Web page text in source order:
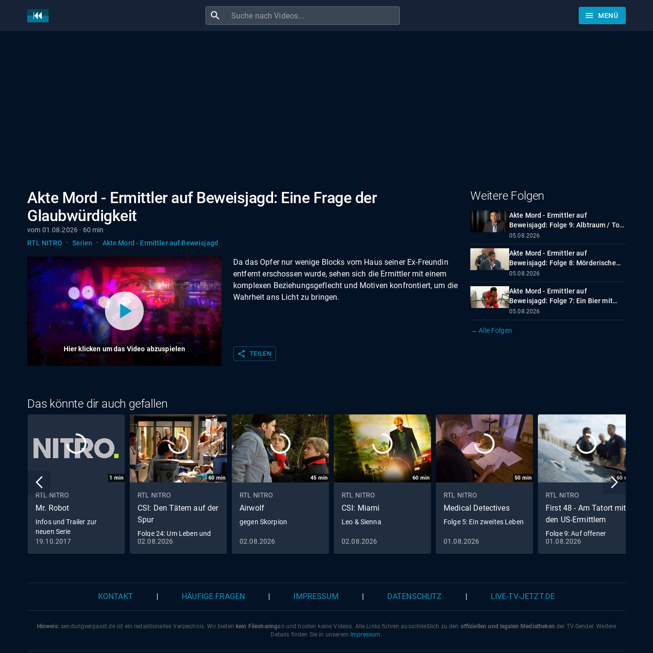
search menu MENÜ
Akte Mord - Ermittler auf Beweisjagd: Eine Frage der
Glaubwürdigkeit
vom 01.08.2026 · 60 min
RTL NITRO
· Serien · Akte Mord - Ermittler auf Beweisjagd
Hier klicken um das Video abzuspielen
Da das Opfer nur wenige Blocks vom Haus seiner Ex-Freundin
entfernt erschossen wurde, sehen sich die Ermittler mit einem
komplexen Beziehungsgeflecht und Motiven konfrontiert, um die
Wahrheit ans Licht zu bringen.
share TEILEN
Weitere Folgen
Akte Mord - Ermittler auf
Beweisjagd: Folge 9: Albtraum / Tod
eines Geburtstagskindes
05.08.2026
Akte Mord - Ermittler auf
Beweisjagd: Folge 8: Mörderische
Wut
05.08.2026
Akte Mord - Ermittler auf
Beweisjagd: Folge 7: Ein Bier mit
tödlichen Folgen
05.08.2026
→ Alle Folgen
Das könnte dir auch gefallen
1 min
RTL NITRO
Mr. Robot
Infos und Trailer zur
neuen Serie
19.10.2017
60 min
RTL NITRO
CSI: Den Tätern auf der
Spur
Folge 24: Um Leben und
Tod - Teil 2
02.08.2026
45 min
RTL NITRO
Airwolf
gegen Skorpion
02.08.2026
60 min
RTL NITRO
CSI: Miami
Leo & Sienna
02.08.2026
50 min
RTL NITRO
Medical Detectives
Folge 5: Ein zweites Leben
01.08.2026
60 min
RTL NITRO
First 48 - Am Tatort mit
den US-Ermittlern
Folge 9: Auf offener
Straße
01.08.2026
KONTAKT HÄUFIGE FRAGEN IMPRESSUM DATENSCHUTZ LIVE-TV-JETZT.DE
Hinweis:sendungverpasst.deist ein redaktionelles Verzeichnis. Wir bieten kein Filesharingan und hosten keine Videos. Alle Links führen ausschließlich zu den offiziellen und legalen Mediatheken der TV-Sender. Weitere
Details finden Sie in unserem Impressum.